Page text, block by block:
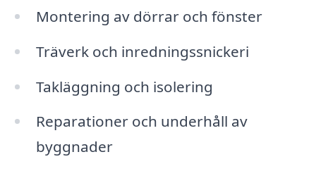
Montering av dörrar och fönster
Träverk och inredningssnickeri
Takläggning och isolering
Reparationer och underhåll av
byggnader